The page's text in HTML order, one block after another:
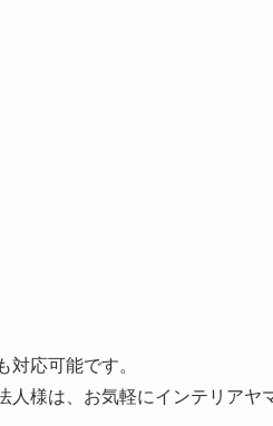
応可能です。
様は、お気軽にインテリアヤ